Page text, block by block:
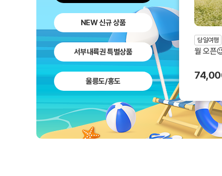
NEW 신규 상품
서부내륙권 특별상품
울릉도/홍도
당일여행
월 오픈